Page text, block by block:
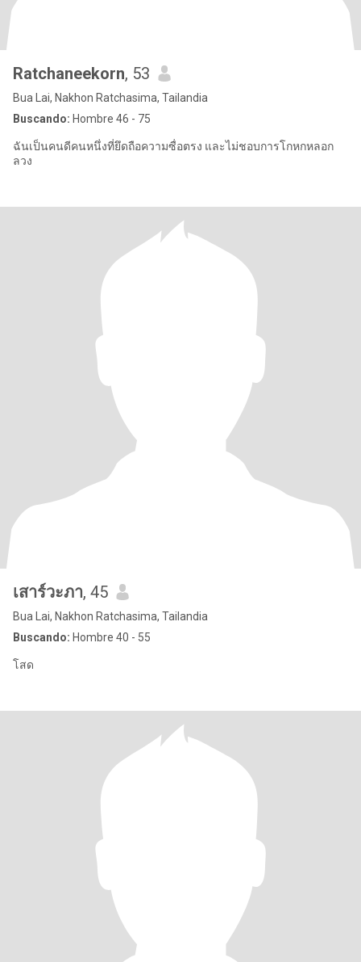
Ratchaneekorn, 53
Bua Lai, Nakhon Ratchasima, Tailandia
Buscando: Hombre 46 - 75
ฉันเป็นคนดีคนหนึ่งที่ยึดถือความซื่อตรง และไม่ชอบการโกหกหลอก
ลวง
เสาร์วะภา​, 45
Bua Lai, Nakhon Ratchasima, Tailandia
Buscando: Hombre 40 - 55
โสด